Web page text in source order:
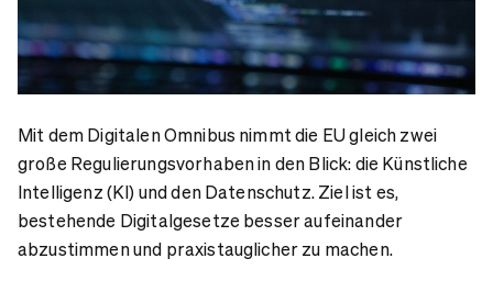
Mit dem Digitalen Omnibus nimmt die EU gleich zwei
große Regulierungsvorhaben in den Blick: die Künstliche
Intelligenz (KI) und den Datenschutz. Ziel ist es,
bestehende Digitalgesetze besser aufeinander
abzustimmen und praxistauglicher zu machen.